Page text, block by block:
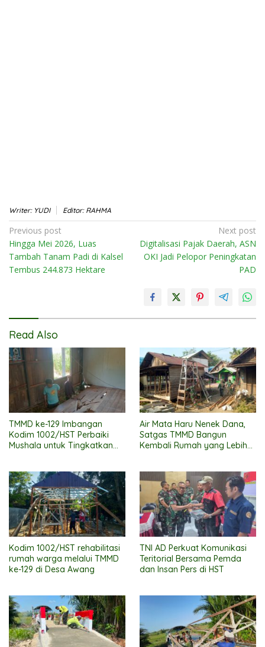
Writer: YUDI Editor: RAHMA
Post
navigation
Previous post
Hingga Mei 2026, Luas
Tambah Tanam Padi di Kalsel
Tembus 244.873 Hektare
Next post
Digitalisasi Pajak Daerah, ASN
OKI Jadi Pelopor Peningkatan
PAD
Read Also
TMMD ke-129 Imbangan
Kodim 1002/HST Perbaiki
Mushala untuk Tingkatkan
Air Mata Haru Nenek Dana,
Satgas TMMD Bangun
Kembali Rumah yang Lebih
Kodim 1002/HST rehabilitasi
rumah warga melalui TMMD
ke-129 di Desa Awang
TNI AD Perkuat Komunikasi
Teritorial Bersama Pemda
dan Insan Pers di HST